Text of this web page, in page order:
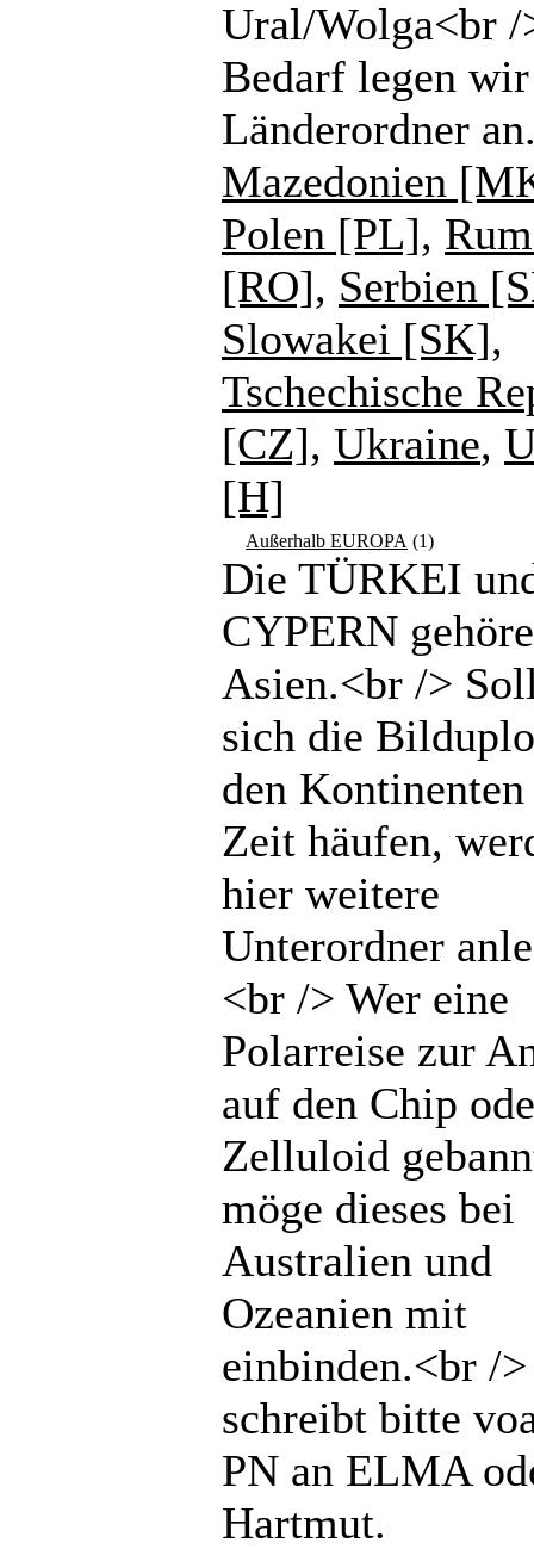
Ural/Wolga<br /
Bedarf legen wir
Länderordner
Mazedonien
Polen [PL],
[RO], Serbien
Slowakei [SK],
Tschechische
[CZ], Ukraine,
[H]
Außerhalb EUROPA (1)
Die TÜRKEI
CYPERN
Asien.<br />
sich die
den
Zeit häufen,
hier weitere
Unterordner
<br /> Wer eine
Polarreise zur
auf den Chip
Zelluloid
möge dieses bei
Australien und
Ozeanien mit
einbinden.<br /
schreibt bitte
PN an ELMA
Hartmut.